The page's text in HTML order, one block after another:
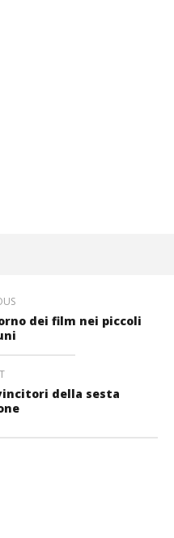
dei film nei piccoli
della sesta